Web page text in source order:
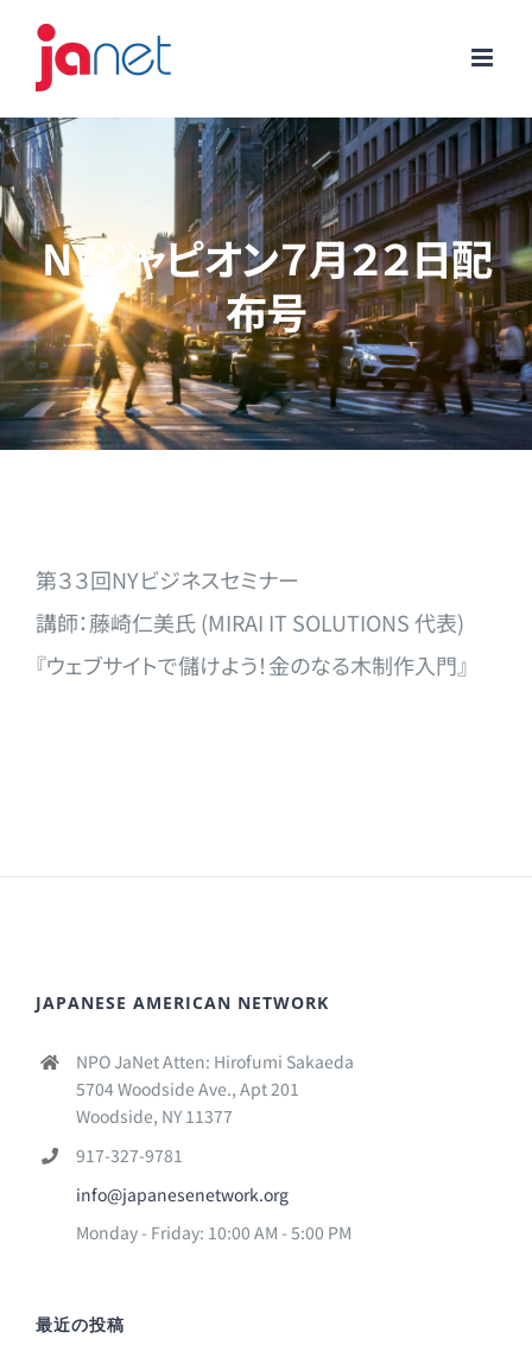
Skip
NYジャピオン７月２２日配
布号
第３３回NYビジネスセミナー
講師：藤崎仁美氏 (MIRAI IT SOLUTIONS 代表)
『ウェブサイトで儲けよう！金のなる木制作入門』
JAPANESE AMERICAN NETWORK
NPO JaNet Atten: Hirofumi Sakaeda
5704 Woodside Ave., Apt 201
Woodside, NY 11377
917-327-9781
info@japanesenetwork.org
Monday - Friday: 10:00 AM - 5:00 PM
最近の投稿